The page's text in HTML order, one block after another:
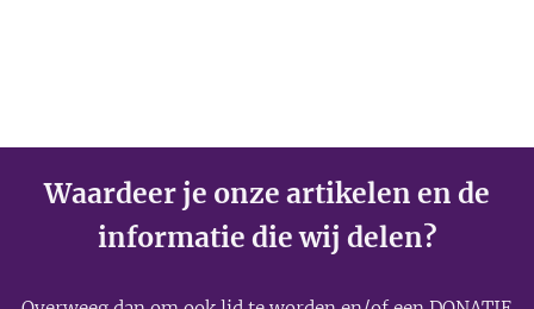
Waardeer je onze artikelen en de
informatie die wij delen?